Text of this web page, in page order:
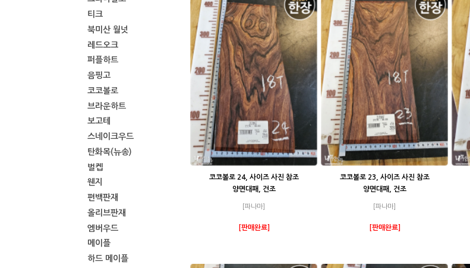
티크
북미산 월넛
레드오크
퍼플하트
음핑고
코코볼로
브라운하트
보고테
스네이크우드
탄화목(뉴송)
벌켑
웬지
편백판재
올리브판재
엠버우드
메이플
하드 메이플
코코볼로 24, 사이즈 사진 참조
양면대패, 건조
[파나마]
[판매완료]
코코볼로 23, 사이즈 사진 참조
양면대패, 건조
[파나마]
[판매완료]